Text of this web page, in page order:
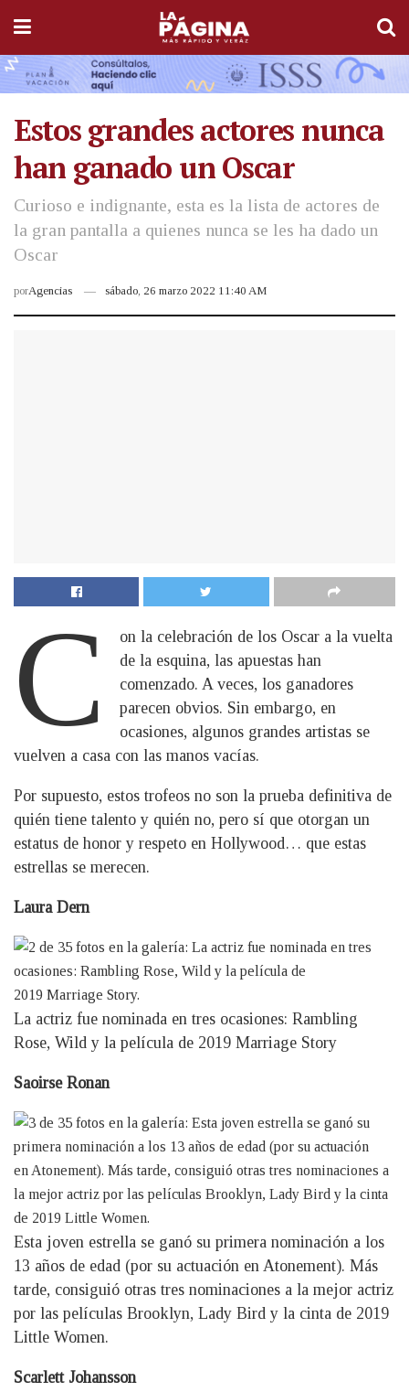
Estos grandes actores nunca
han ganado un Oscar
Curioso e indignante, esta es la lista de actores de
la gran pantalla a quienes nunca se les ha dado un
Oscar
porAgencias sábado, 26 marzo 2022 11:40 AM
C
on la celebración de los Oscar a la vuelta
de la esquina, las apuestas han
comenzado. A veces, los ganadores
parecen obvios. Sin embargo, en
ocasiones, algunos grandes artistas se
vuelven a casa con las manos vacías.
Por supuesto, estos trofeos no son la prueba definitiva de
quién tiene talento y quién no, pero sí que otorgan un
estatus de honor y respeto en Hollywood… que estas
estrellas se merecen.
Laura Dern
La actriz fue nominada en tres ocasiones: Rambling
Rose, Wild y la película de 2019 Marriage Story
Saoirse Ronan
Esta joven estrella se ganó su primera nominación a los
13 años de edad (por su actuación en Atonement). Más
tarde, consiguió otras tres nominaciones a la mejor actriz
por las películas Brooklyn, Lady Bird y la cinta de 2019
Little Women.
Scarlett Johansson